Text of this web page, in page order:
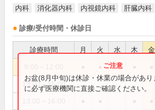
内科 消化器内科 内視鏡内科 肝臓内科
診療/受付時間・休診日
診療時間 月 火 水 木 金
13:00～15:00
お盆(8月中旬)は休診・休業の場合があ
に必ず医療機関に直接ご確認ください。